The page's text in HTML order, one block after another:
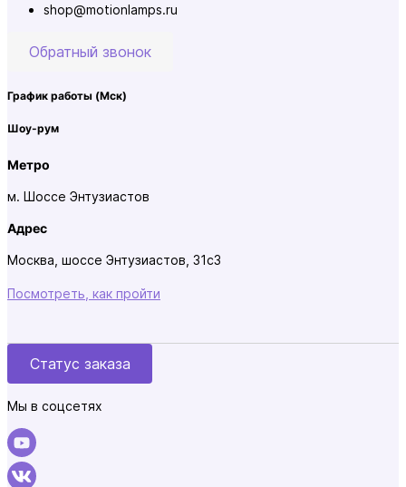
shop@motionlamps.ru
Обратный звонок
График работы (Мск)
Шоу-рум
Метро
м. Шоссе Энтузиастов
Адрес
Москва, шоссе Энтузиастов, 31с3
Посмотреть, как пройти
Статус заказа
Мы в соцсетях